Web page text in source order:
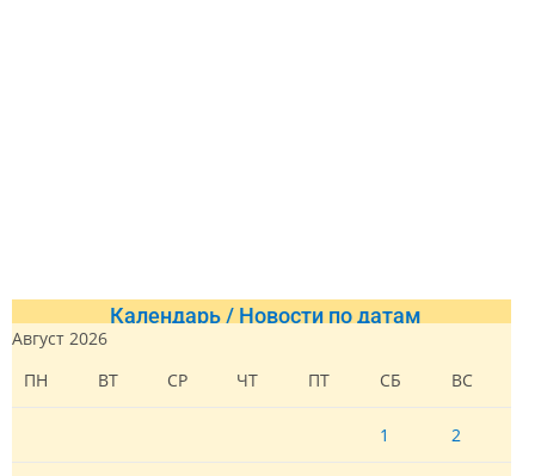
Календарь / Новости по датам
Август 2026
ПН
ВТ СР ЧТ ПТ СБ ВС
1 2